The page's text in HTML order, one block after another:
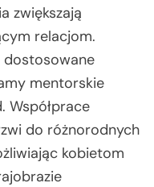
zwiększają
relacjom.
dostosowane
mentorskie
Współprace
do różnorodnych
kobietom